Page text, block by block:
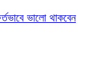
ভালো থাকবেন